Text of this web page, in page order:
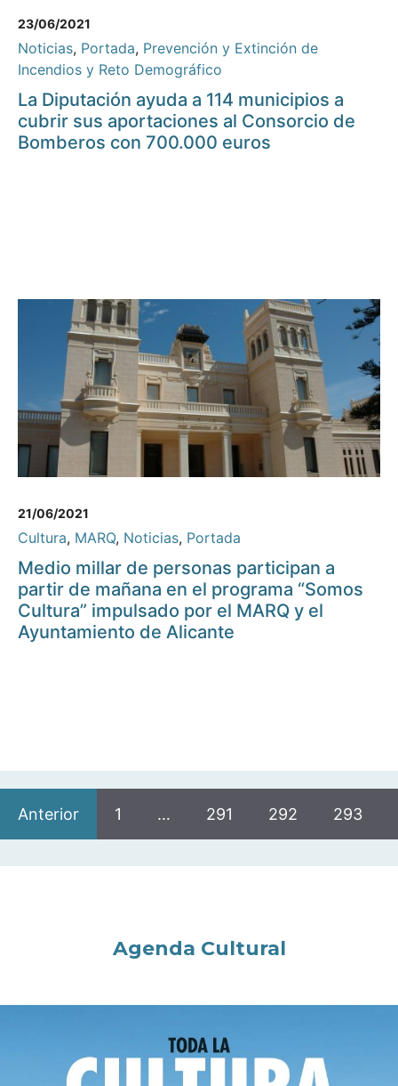
23/06/2021
Noticias, Portada, Prevención y Extinción de
Incendios y Reto Demográfico
La Diputación ayuda a 114 municipios a
cubrir sus aportaciones al Consorcio de
Bomberos con 700.000 euros
21/06/2021
Cultura, MARQ, Noticias, Portada
Medio millar de personas participan a
partir de mañana en el programa “Somos
Cultura” impulsado por el MARQ y el
Ayuntamiento de Alicante
Anterior 1 … 291 292 293
Agenda Cultural